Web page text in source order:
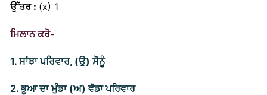
ਉੱਤਰ : (x) 1
ਮਿਲਾਨ ਕਰੋ-
1. ਸਾਂਝਾ ਪਰਿਵਾਰ, (ਉ) ਸੋਨੂੰ
2. ਭੂਆ ਦਾ ਮੁੰਡਾ (ਅ) ਵੱਡਾ ਪਰਿਵਾਰ